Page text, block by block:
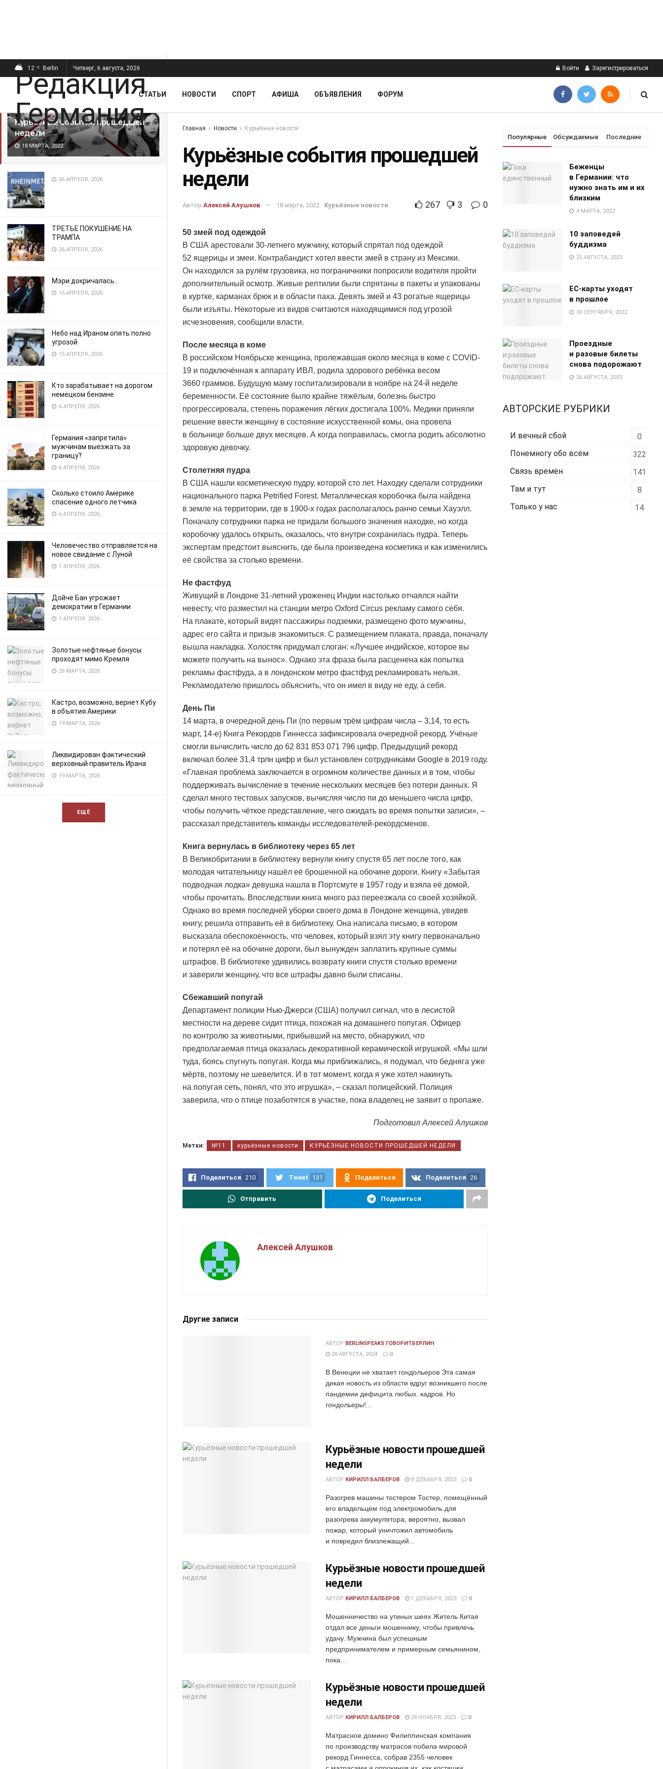
ПОСЛЕДНИЕ
Курьёзные события прошедшей
недели
18 МАРТА, 2022
26 АПРЕЛЯ, 2026
ТРЕТЬЕ ПОКУШЕНИЕ НА
ТРАМПА
26 АПРЕЛЯ, 2026
Мэри докричалась…
15 АПРЕЛЯ, 2026
Небо над Ираном опять полно
угрозой
15 АПРЕЛЯ, 2026
Кто зарабатывает на дорогом
немецком бензине
6 АПРЕЛЯ, 2026
Германия «запретила»
мужчинам выезжать за
границу?
6 АПРЕЛЯ, 2026
Сколько стоило Америке
спасение одного летчика
6 АПРЕЛЯ, 2026
Человечество отправляется на
новое свидание с Луной
1 АПРЕЛЯ, 2026
Дойче Бан угрожает
демократии в Германии
1 АПРЕЛЯ, 2026
Золотые нефтяные бонусы
проходят мимо Кремля
26 МАРТА, 2026
Кастро, возможно, вернет Кубу
в объятия Америки
19 МАРТА, 2026
Ликвидирован фактический
верховный правитель Ирана
19 МАРТА, 2026
ЕЩЁ
12 °C Berlin Четверг, 6 августа, 2026 Войти Зарегистрироваться
СТАТЬИ НОВОСТИ СПОРТ АФИША ОБЪЯВЛЕНИЯ ФОРУМ
Главная Новости Курьёзные новости
Курьёзные события прошедшей
недели
Автор Алексей Алушков 18 марта, 2022 Курьёзные новости 267 3 0
50 змей под одеждой
В США арестовали 30-летнего мужчину, который спрятал под одеждой
52 ящерицы и змеи. Контрабандист хотел ввести змей в страну из Мексики.
Он находился за рулём грузовика, но пограничники попросили водителя пройти
дополнительный осмотр. Живые рептилии были спрятаны в пакеты и упакованы
в куртке, карманах брюк и в области паха. Девять змей и 43 рогатые ящерицы
были изъяты. Некоторые из видов считаются находящимися под угрозой
исчезновения, сообщили власти.
После месяца в коме
В российском Ноябрьске женщина, пролежавшая около месяца в коме с COVID-
19 и подключённая к аппарату ИВЛ, родила здорового ребёнка весом
3660 граммов. Будущую маму госпитализировали в ноябре на 24-й неделе
беременности. Её состояние было крайне тяжёлым, болезнь быстро
прогрессировала, степень поражения лёгких достигала 100%. Медики приняли
решение ввести женщину в состояние искусственной комы, она провела
в больнице больше двух месяцев. А когда поправилась, смогла родить абсолютно
здоровую девочку.
Столетняя пудра
В США нашли косметическую пудру, которой сто лет. Находку сделали сотрудники
национального парка Petrified Forest. Металлическая коробочка была найдена
в земле на территории, где в 1900-х годах располагалось ранчо семьи Хауэлл.
Поначалу сотрудники парка не придали большого значения находке, но когда
коробочку удалось открыть, оказалось, что внутри сохранилась пудра. Теперь
экспертам предстоит выяснить, где была произведена косметика и как изменились
её свойства за столько времени.
Не фастфуд
Живущий в Лондоне 31-летний уроженец Индии настолько отчаялся найти
невесту, что разместил на станции метро Oxford Circus рекламу самого себя.
На плакате, который видят пассажиры подземки, размещено фото мужчины,
адрес его сайта и призыв знакомиться. С размещением плаката, правда, поначалу
вышла накладка. Холостяк придумал слоган: «Лучшее индийское, которое вы
можете получить на вынос». Однако эта фраза была расценена как попытка
рекламы фастфуда, а в лондонском метро фастфуд рекламировать нельзя.
Рекламодателю пришлось объяснить, что он имел в виду не еду, а себя.
День Пи
14 марта, в очередной день Пи (по первым трём цифрам числа – 3,14, то есть
март, 14-е) Книга Рекордов Гиннесса зафиксировала очередной рекорд. Учёные
смогли вычислить число до 62 831 853 071 796 цифр. Предыдущий рекорд
включал более 31,4 трлн цифр и был установлен сотрудниками Google в 2019 году.
«Главная проблема заключается в огромном количестве данных и в том, чтобы
поддерживать вычисление в течение нескольких месяцев без потери данных. Я
сделал много тестовых запусков, вычисляя число пи до меньшего числа цифр,
чтобы получить чёткое представление, чего ожидать во время попытки записи», –
рассказал представитель команды исследователей-рекордсменов.
Книга вернулась в библиотеку через 65 лет
В Великобритании в библиотеку вернули книгу спустя 65 лет после того, как
молодая читательницу нашёл её брошенной на обочине дороги. Книгу «Забытая
подводная лодка» девушка нашла в Портсмуте в 1957 году и взяла её домой,
чтобы прочитать. Впоследствии книга много раз переезжала со своей хозяйкой.
Однако во время последней уборки своего дома в Лондоне женщина, увидев
книгу, решила отправить её в библиотеку. Она написала письмо, в котором
высказала обеспокоенность, что человек, который взял эту книгу первоначально
и потерял её на обочине дороги, был вынужден заплатить крупные суммы
штрафов. В библиотеке удивились возврату книги спустя столько времени
и заверили женщину, что все штрафы давно были списаны.
Сбежавший попугай
Департамент полиции Нью-Джерси (США) получил сигнал, что в лесистой
местности на дереве сидит птица, похожая на домашнего попугая. Офицер
по контролю за животными, прибывший на место, обнаружил, что
предполагаемая птица оказалась декоративной керамической игрушкой. «Мы шли
туда, боясь спугнуть попугая. Когда мы приближались, я подумал, что бедняга уже
мёртв, поэтому не шевелится. И в тот момент, когда я уже хотел накинуть
на попугая сеть, понял, что это игрушка», – сказал полицейский. Полиция
заверила, что о птице позаботятся в участке, пока владелец не заявит о пропаже.
Подготовил Алексей Алушков
Метки: №11 курьёзные новости КУРЬЁЗНЫЕ НОВОСТИ ПРОШЕДШЕЙ НЕДЕЛИ
Поделиться 210 Tweet 131 Поделиться Поделиться 26
Отправить Поделиться
Алексей Алушков
Другие записи
АВТОР BERLINSPEAKS ГОВОРИТБЕРЛИН
28 АВГУСТА, 2024
0
В Венеции не хватает гондольеров Эта самая
дикая новость из области вдруг возникшего после
пандемии дефицита любых. кадров. Но
гондольеры!...
Курьёзные новости прошедшей
недели
АВТОР КИРИЛЛ БАЛБЕРОВ 8 ДЕКАБРЯ, 2023 0
Разогрев машины тостером Тостер, помещённый
его владельцем под электромобиль для
разогрева аккумулятора, вероятно, вызвал
пожар, который уничтожил автомобиль
и повредил близлежащий...
Курьёзные новости прошедшей
недели
АВТОР КИРИЛЛ БАЛБЕРОВ 1 ДЕКАБРЯ, 2023 0
Мошенничество на утиных шеях Житель Китая
отдал все деньги мошеннику, чтобы привлечь
удачу. Мужчина был успешным
предпринимателем и примерным семьянином,
пока...
Курьёзные новости прошедшей
недели
АВТОР КИРИЛЛ БАЛБЕРОВ 24 НОЯБРЯ, 2023 0
Матрасное домино Филиппинская компания
по производству матрасов побила мировой
рекорд Гиннесса, собрав 2355 человек
Популярные Обсуждаемые Последние
Беженцы
в Германии: что
нужно знать им и их
близким
4 МАРТА, 2022
10 заповедей
буддизма
25 АВГУСТА, 2023
EC-карты уходят
в прошлое
30 СЕНТЯБРЯ, 2022
Проездные
и разовые билеты
снова подорожают
26 АВГУСТА, 2022
АВТОРСКИЕ РУБРИКИ
И вечный сбой
0
Понемногу обо всём
322
Связь времен
141
Там и тут
8
Только у нас
14